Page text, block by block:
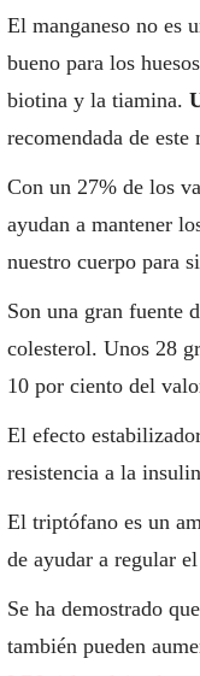
El manganeso no es
bueno para los
biotina y la tiamina.
recomendada de este
Con un 27% de los
ayudan a mantener
nuestro cuerpo para
Son una gran fuente
colesterol. Unos 28
10 por ciento del
El efecto
resistencia a la
El triptófano es un
de ayudar a regular
Se ha demostrado
también pueden